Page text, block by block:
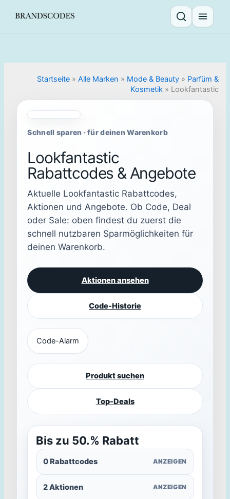
Suche öffnen
Menü
Startseite» Alle Marken » Mode & Beauty» Parfüm &
Kosmetik» Lookfantastic
Schnell sparen · für deinen Warenkorb
Lookfantastic
Rabattcodes & Angebote
Aktuelle Lookfantastic Rabattcodes,
Aktionen und Angebote. Ob Code, Deal
oder Sale: oben findest du zuerst die
schnell nutzbaren Sparmöglichkeiten für
deinen Warenkorb.
Aktionen ansehen
Code-Historie
Code-Alarm
Produkt suchen
Top-Deals
Bis zu 50.% Rabatt
0 Rabattcodes ANZEIGEN
2 Aktionen ANZEIGEN